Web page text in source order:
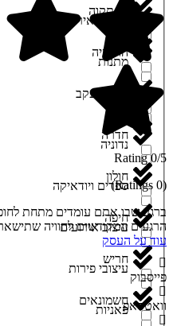
מקום לאירוע
מתנות
נדוניה
ספרים ויודאיקה
עיצוב אירועים
עיצובי פירות
פאניות
גני תקוה
הושעיה
זיכרון יעקב
חדרה
חולון
חיפה
חריש
חשמונאים
0/5 Rating
(0 Ratings)
ברגע שבו אתם עומדים מתחת
הרגעים המקודשים לחוויה
עוד על העסק
פייסבוק
וואטסאפ